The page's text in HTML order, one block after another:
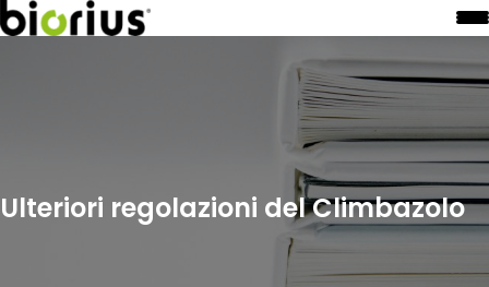
Ulteriori regolazioni del Climbazolo